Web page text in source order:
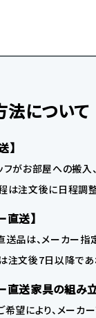
法について
】
フがお部屋への搬入
は注文後に日程調整
直送】
送品は、メーカー指
注文後7日以降であ
直送家具の組み
希望により、メーカ